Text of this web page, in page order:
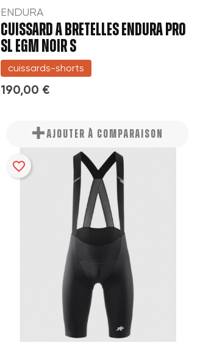
add_circle_outline Créer une nouvelle liste
Annuler
Créer une liste
Annuler
ENDURA
CUISSARD A BRETELLES ENDURA PRO
SL EGM NOIR S
cuissards-shorts
190,00 €
AJOUTER À COMPARAISON
favorite_border